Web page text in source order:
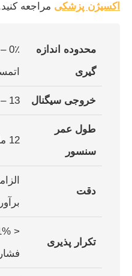
اکسیژن پزشکی مراجعه
محدوده اندازه
گیری
خروجی سیگنال 13 – 16 میلی ولت
طول عمر
سنسور
12 ماه
دقت
تکرار پذیری